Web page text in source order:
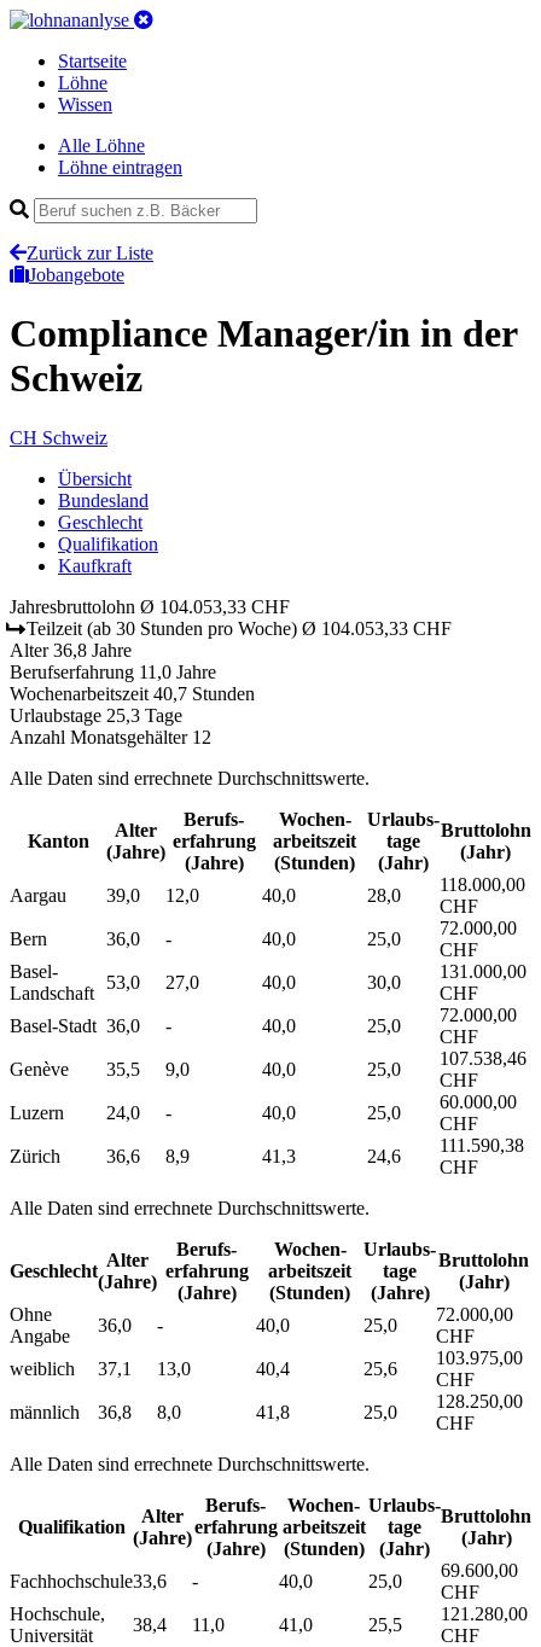
Startseite
Löhne
Wissen
Alle Löhne
Löhne eintragen
Zurück zur Liste
Jobangebote
Compliance Manager/in in der
Schweiz
CH Schweiz
Übersicht
Bundesland
Geschlecht
Qualifikation
Kaufkraft
Jahresbruttolohn Ø 104.053,33 CHF
Teilzeit (ab 30 Stunden pro Woche) Ø 104.053,33 CHF
Alter 36,8 Jahre
Berufserfahrung 11,0 Jahre
Wochenarbeitszeit 40,7 Stunden
Urlaubstage 25,3 Tage
Anzahl Monatsgehälter 12
Alle Daten sind errechnete Durchschnittswerte.
Kanton
Alter
(Jahre)
Berufs­
erfahrung
(Jahre)
Wochen­
arbeitszeit
(Stunden)
Urlaubs­
tage
(Jahr)
Bruttolohn
(Jahr)
Aargau 39,0 12,0 40,0 28,0
118.000,00
CHF
Bern
36,0 - 40,0 25,0
72.000,00
CHF
Basel-
Landschaft
53,0 27,0 40,0 30,0
131.000,00
CHF
Basel-Stadt 36,0 - 40,0 25,0
72.000,00
CHF
Genève
35,5 9,0 40,0 25,0
107.538,46
CHF
Luzern
24,0 - 40,0 25,0
60.000,00
CHF
Zürich
36,6 8,9 41,3 24,6
111.590,38
CHF
Alle Daten sind errechnete Durchschnittswerte.
Geschlecht
Alter
(Jahre)
Berufs­
erfahrung
(Jahre)
Wochen­
arbeitszeit
(Stunden)
Urlaubs­
tage
(Jahre)
Bruttolohn
(Jahr)
Ohne
Angabe
36,0 - 40,0 25,0
72.000,00
CHF
weiblich
37,1 13,0 40,4 25,6
103.975,00
CHF
männlich
36,8 8,0 41,8 25,0
128.250,00
CHF
Alle Daten sind errechnete Durchschnittswerte.
Qualifikation
Alter
(Jahre)
Berufs­
erfahrung
(Jahre)
Wochen­
arbeitszeit
(Stunden)
Urlaubs­
tage
(Jahr)
Bruttolohn
(Jahr)
Fachhochschule33,6 - 40,0 25,0
69.600,00
CHF
Hochschule,
Universität
38,4 11,0 41,0 25,5
121.280,00
CHF